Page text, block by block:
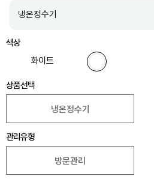
냉온정수기
색상
화이트
상품선택
냉온정수기
관리유형
방문관리